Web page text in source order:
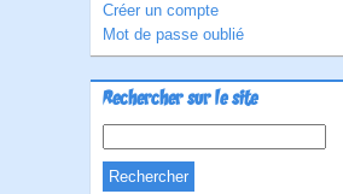
Créer un compte
Mot de passe oublié
Rechercher sur le site